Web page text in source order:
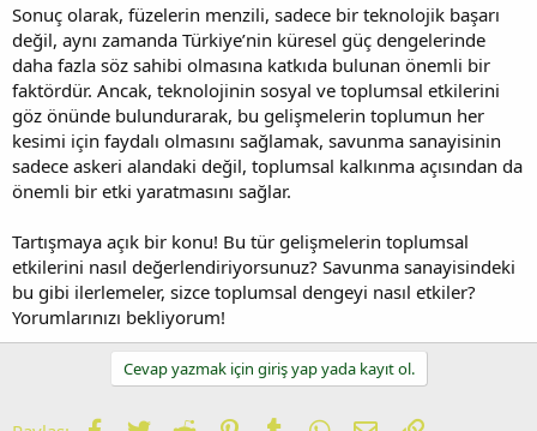
Sonuç olarak, füzelerin menzili, sadece bir teknolojik başarı
değil, aynı zamanda Türkiye’nin küresel güç dengelerinde
daha fazla söz sahibi olmasına katkıda bulunan önemli bir
faktördür. Ancak, teknolojinin sosyal ve toplumsal etkilerini
göz önünde bulundurarak, bu gelişmelerin toplumun her
kesimi için faydalı olmasını sağlamak, savunma sanayisinin
sadece askeri alandaki değil, toplumsal kalkınma açısından da
önemli bir etki yaratmasını sağlar.
Tartışmaya açık bir konu! Bu tür gelişmelerin toplumsal
etkilerini nasıl değerlendiriyorsunuz? Savunma sanayisindeki
bu gibi ilerlemeler, sizce toplumsal dengeyi nasıl etkiler?
Yorumlarınızı bekliyorum!
Cevap yazmak için giriş yap yada kayıt ol.